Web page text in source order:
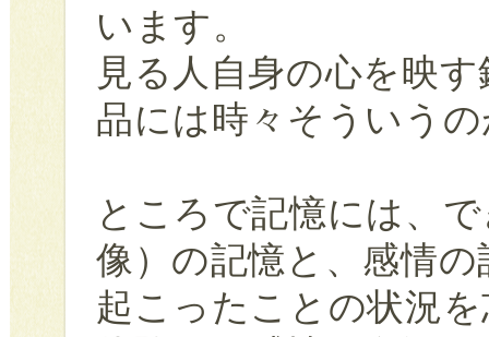
います。
見る人自身の心を映
品には時々そういう
ところで記憶には、
像）の記憶と、感情
起こったことの状況